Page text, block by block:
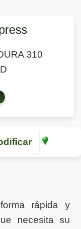
310
rápida y
necesita su